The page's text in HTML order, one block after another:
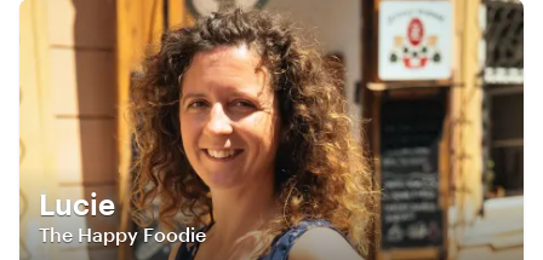
Lucie
The Happy Foodie